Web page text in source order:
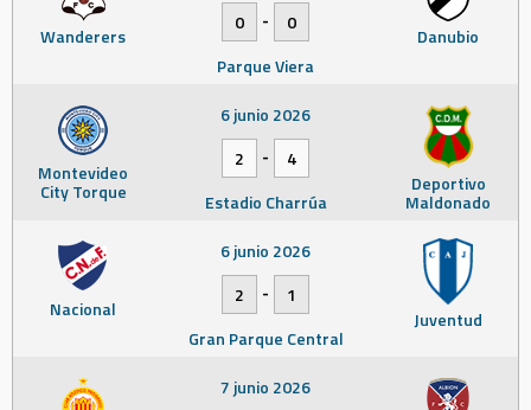
Wanderers Danubio
0
-
0
Parque Viera
Montevideo
City Torque Deportivo
Maldonado
6 junio 2026
2
-
4
Estadio Charrúa
Nacional Juventud
6 junio 2026
2
-
1
Gran Parque Central
7 junio 2026